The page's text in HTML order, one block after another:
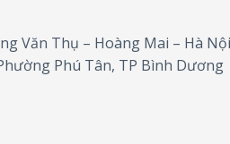
Văn Thụ – Hoàng Mai – Hà Nội
Phú Tân, TP Bình Dương